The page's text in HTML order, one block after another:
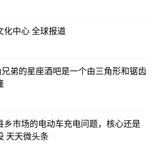
化中心 全球报道
弟的星座酒吧是一个由三角形和锯齿
乡市场的电动车充电问题，核心还是
天天微头条